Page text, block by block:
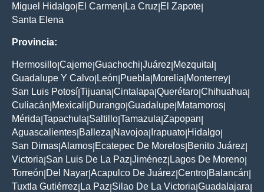
Miguel Hidalgo El Carmen La Cruz El Zapote
Santa Elena
Provincia:
Hermosillo Cajeme Guachochi Juárez Mezquital
Guadalupe Y Calvo León Puebla Morelia Monterrey
San Luis Potosí Tijuana Cintalapa Querétaro Chihuahua
Culiacán Mexicali Durango Guadalupe Matamoros
Mérida Tapachula Saltillo Tamazula Zapopan
Aguascalientes Balleza Navojoa Irapuato Hidalgo
San Dimas Alamos Ecatepec De Morelos Benito Juárez
Victoria San Luis De La Paz Jiménez Lagos De Moreno
Torreón Del Nayar Acapulco De Juárez Centro Balancán
Tuxtla Gutiérrez La Paz Silao De La Victoria Guadalajara